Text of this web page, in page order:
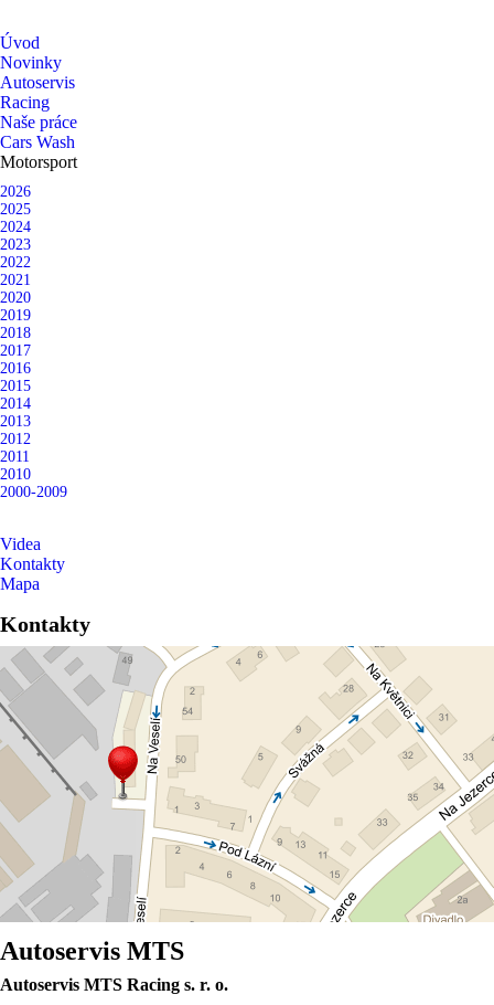
Úvod
Novinky
Autoservis
Racing
Naše práce
Cars Wash
Motorsport
2026
2025
2024
2023
2022
2021
2020
2019
2018
2017
2016
2015
2014
2013
2012
2011
2010
2000-2009
Videa
Kontakty
Mapa
Kontakty
Autoservis MTS
Autoservis MTS Racing s. r. o.